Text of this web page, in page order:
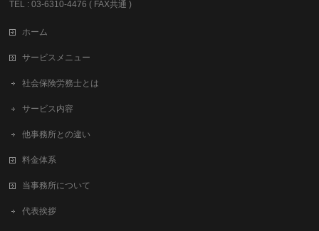
TEL : 03-6310-4476 ( FAX共通 )
ホーム
サービスメニュー
社会保険労務士とは
サービス内容
他事務所との違い
料金体系
当事務所について
代表挨拶